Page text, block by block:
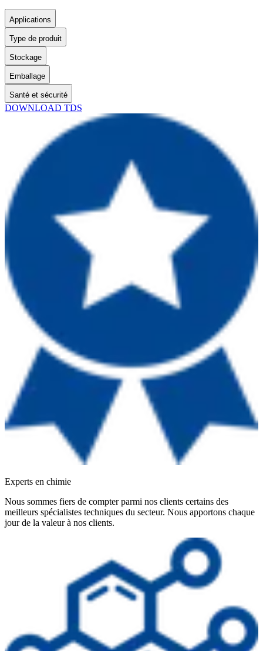
Applications
Type de produit
Stockage
Emballage
Santé et sécurité
DOWNLOAD TDS
Experts en chimie
Nous sommes fiers de compter parmi nos clients certains des
meilleurs spécialistes techniques du secteur. Nous apportons chaque
jour de la valeur à nos clients.